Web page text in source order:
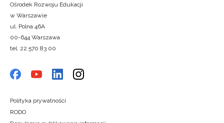
Ośrodek Rozwoju Edukacji
w Warszawie
ul. Polna 46A
00-644 Warszawa
tel. 22 570 83 00
Polityka prywatności
RODO